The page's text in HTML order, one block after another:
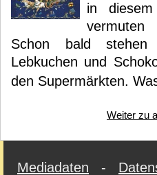
in
Schon bald
Lebkuchen und
den Supermärkten.
Weiter zu
Mediadaten -